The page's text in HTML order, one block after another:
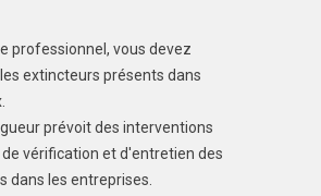
professionnel, vous devez
extincteurs présents dans
prévoit des interventions
vérification et d'entretien des
dans les entreprises.